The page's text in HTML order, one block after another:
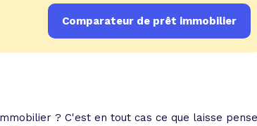
Comparateur de prêt immobilier
? C'est en tout cas ce que laisse